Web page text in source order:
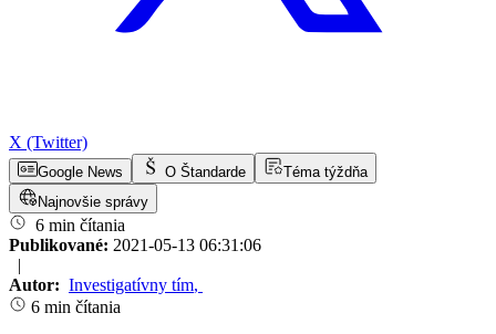
X (Twitter)
Google News O Štandarde
Téma týždňa
Najnovšie správy
6 min čítania
Publikované: 2021-05-13 06:31:06
|
Autor: Investigatívny tím,
6 min čítania